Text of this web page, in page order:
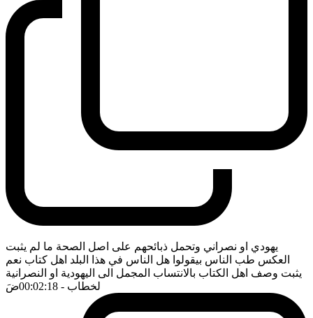
يهودي او نصراني وتحمل ذبائحهم على اصل الصحة ما لم يثبت
العكس طب الناس بيقولوا هل الناس في هذا البلد اهل كتاب نعم
يثبت وصف اهل الكتاب بالانتساب المجمل الى اليهودية او النصرانية
لخطاب - 00:02:18 ضَ